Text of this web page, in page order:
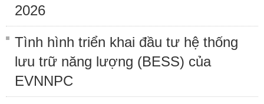
2026
Tình hình triển khai đầu tư hệ thống
lưu trữ năng lượng (BESS) của
EVNNPC